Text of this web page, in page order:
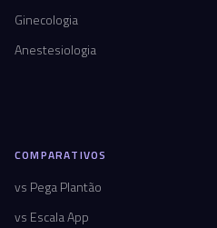
Ginecologia
Anestesiologia
COMPARATIVOS
vs Pega Plantão
vs Escala App